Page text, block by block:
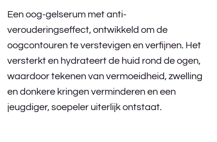
Een oog-gelserum met anti-
verouderingseffect, ontwikkeld om de
oogcontouren te verstevigen en verfijnen. Het
versterkt en hydrateert de huid rond de ogen,
waardoor tekenen van vermoeidheid, zwelling
en donkere kringen verminderen en een
jeugdiger, soepeler uiterlijk ontstaat.